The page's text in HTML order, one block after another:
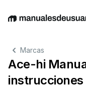
EnglishDeutsch
Marcas
Ace-hi
instrucciones